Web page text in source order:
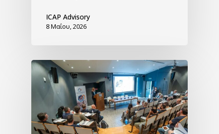
ICAP Advisory
8 Μαΐου, 2026